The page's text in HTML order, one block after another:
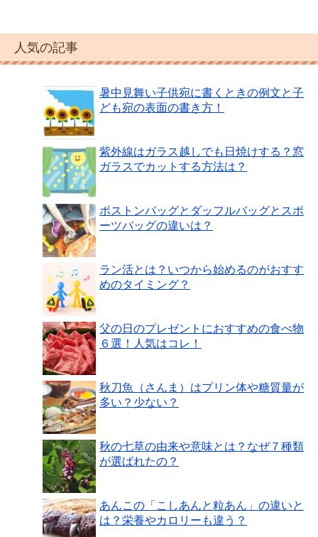
人気の記事
暑中見舞い子供宛に書くときの例文と子
ども宛の表面の書き方！
紫外線はガラス越しでも日焼けする？窓
ガラスでカットする方法は？
ボストンバッグとダッフルバッグとスポ
ーツバッグの違いは？
ラン活とは？いつから始めるのがおすす
めのタイミング？
父の日のプレゼントにおすすめの食べ物
６選！人気はコレ！
秋刀魚（さんま）はプリン体や糖質量が
多い？少ない？
秋の七草の由来や意味とは？なぜ７種類
が選ばれたの？
あんこの「こしあんと粒あん」の違いと
は？栄養やカロリーも違う？